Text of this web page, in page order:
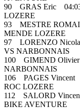
90 GRAS Eric
LOZERE
93 MESTRE
MENDE LOZERE
97 LORENZO
VS NARBONNAIS
100 GIMEND
NARBONNAIS
106 PAGES
ROC LOZERE
112 SALORD
BIKE AVENTURE